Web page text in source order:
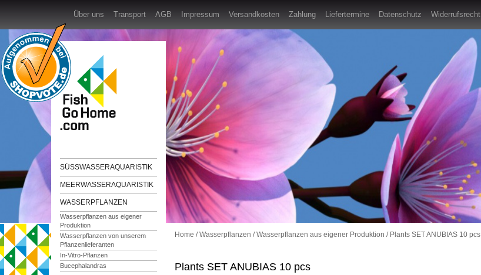
Über uns Transport AGB Impressum Versandkosten Zahlung Liefertermine Datenschutz Widerrufsrecht
SÜSSWASSERAQUARISTIK
MEERWASSERAQUARISTIK
WASSERPFLANZEN
Wasserpflanzen aus eigener
Produktion
Wasserpflanzen von unserem
Pflanzenlieferanten
In-Vitro-Pflanzen
Bucephalandras
Home /Wasserpflanzen /Wasserpflanzen aus eigener Produktion / Plants SET ANUBIAS 10 pcs
Plants SET ANUBIAS 10 pcs